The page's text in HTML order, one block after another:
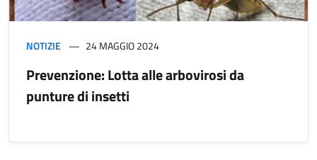
NOTIZIE 24 MAGGIO 2024
Prevenzione: Lotta alle arbovirosi da
punture di insetti